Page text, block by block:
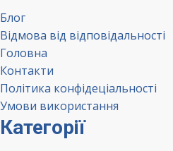
Блог
Відмова від відповідальності
Головна
Контакти
Політика конфідеціальності
Умови використання
Категорії